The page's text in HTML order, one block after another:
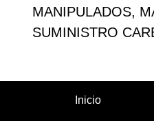
MANIPULADOS,
SUMINISTRO
Inicio